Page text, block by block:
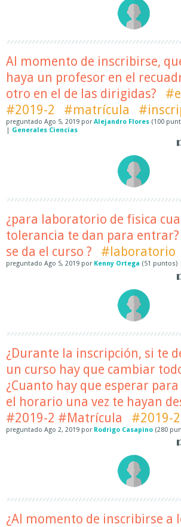
Al momento de inscribirse,
haya un profesor en el
otro en el de las dirigidas?
#2019-2
#matrícula
preguntado Ago 5, 2019 por Alejandro Flores (100
| Generales Ciencias
¿para laboratorio de fisica
tolerancia te dan para entrar?
se da el curso ?
#laboratorio
preguntado Ago 5, 2019 por Kenny Ortega (51 puntos)
¿Durante la inscripción, si te
un curso hay que cambiar
¿Cuanto hay que esperar
el horario una vez te hayan
#2019-2 #Matrícula
#2019-2
preguntado Ago 2, 2019 por Rodrigo Casapino (280
¿Al momento de inscribirse a